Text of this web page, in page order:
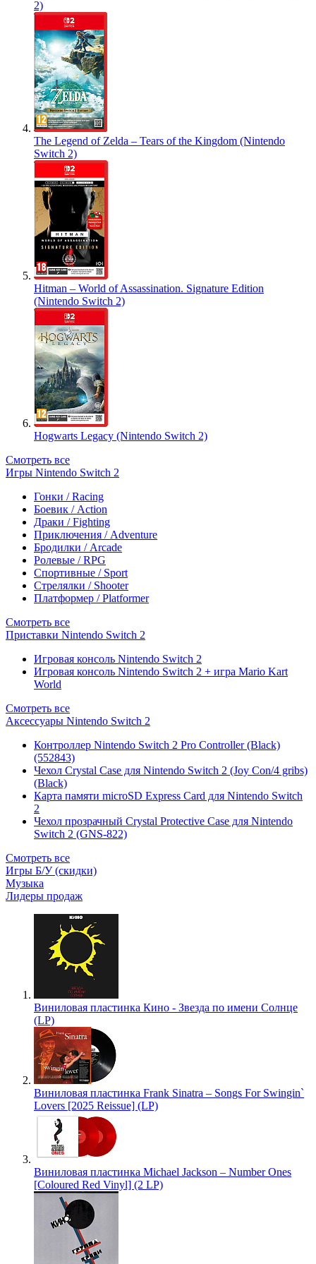
2)
The Legend of Zelda – Tears of the Kingdom (Nintendo
Switch 2)
Hitman – World of Assassination. Signature Edition
(Nintendo Switch 2)
Hogwarts Legacy (Nintendo Switch 2)
Смотреть все
Игры Nintendo Switch 2
Гонки / Racing
Боевик / Action
Драки / Fighting
Приключения / Adventure
Бродилки / Arcade
Ролевые / RPG
Спортивные / Sport
Стрелялки / Shooter
Платформер / Platformer
Смотреть все
Приставки Nintendo Switch 2
Игровая консоль Nintendo Switch 2
Игровая консоль Nintendo Switch 2 + игра Mario Kart
World
Смотреть все
Аксессуары Nintendo Switch 2
Контроллер Nintendo Switch 2 Pro Controller (Black)
(552843)
Чехол Сrystal Сase для Nintendo Switch 2 (Joy Con/4 gribs)
(Black)
Карта памяти microSD Express Card для Nintendo Switch
2
Чехол прозрачный Crystal Protective Case для Nintendo
Switch 2 (GNS-822)
Смотреть все
Игры Б/У (скидки)
Музыка
Лидеры продаж
Виниловая пластинка Кино - Звезда по имени Солнце
(LP)
Виниловая пластинка Frank Sinatra – Songs For Swingin`
Lovers [2025 Reissue] (LP)
Виниловая пластинка Michael Jackson – Number Ones
[Coloured Red Vinyl] (2 LP)